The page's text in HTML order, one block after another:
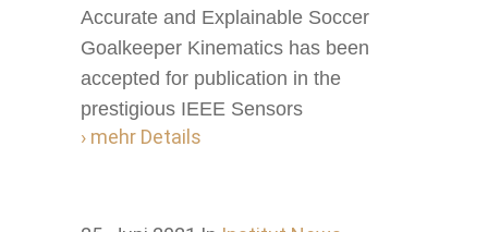
Accurate and Explainable Soccer
Goalkeeper Kinematics has been
accepted for publication in the
prestigious IEEE Sensors
› mehr Details